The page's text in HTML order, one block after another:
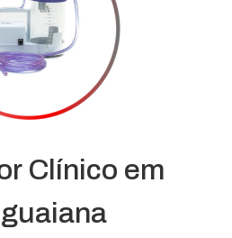
Clínico em